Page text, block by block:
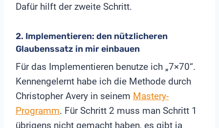
Dafür hilft der zweite Schritt.
2. Implementieren: den nützlicheren
Glaubenssatz in mir einbauen
Für das Implementieren benutze ich „7×70“.
Kennengelernt habe ich die Methode durch
Christopher Avery in seinem Mastery-
Programm. Für Schritt 2 muss man Schritt 1
übrigens nicht gemacht haben, es gibt ja